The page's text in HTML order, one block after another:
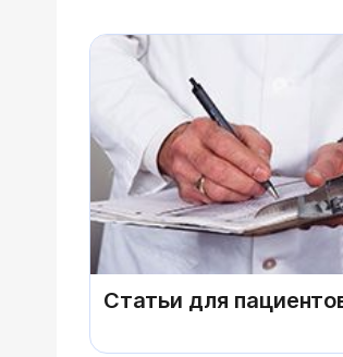
Статьи для